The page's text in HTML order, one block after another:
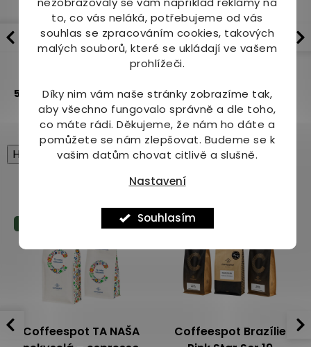
to, co vás neláká, potřebujeme od vás
souhlas se zpracováním cookies, takových
malých souborů, které se ukládají ve vašem
prohlížeči.
Díky nim vám naše stránky zobrazíme tak,
aby všechno fungovalo správně a dle toho,
co máte rádi. Děkujeme, že nám ho dáte a
pomůžete se nám zlepšovat. Budeme se k
vašim datům chovat citlivě a slušně.
Nastavení
Souhlasím
Coffeespot Guatemala
Huehuetenango
5.0 1x
dnů
216 Kč 206 Kč
Káva - Columbia
Supremo
5.0 3x
dne
94 Kč
High-contrast mode
Mohlo by Vás zajímat
Coffeespot TA NAŠA
Tip
Coffeespot Brazílie